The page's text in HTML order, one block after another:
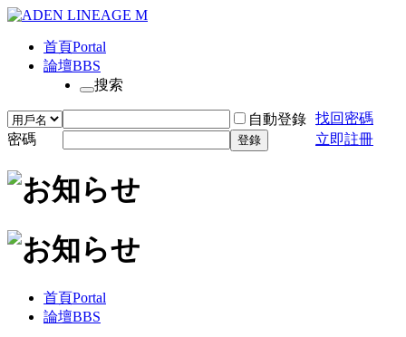
首頁Portal
論壇BBS
搜索
自動登錄 找回密碼
密碼
登錄 立即註冊
首頁Portal
論壇BBS